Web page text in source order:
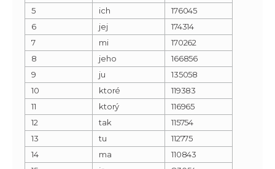
5
ich
176045
6
jej
174314
7
mi
170262
8
jeho
166856
9
ju
135058
10
ktoré
119383
11
ktorý
116965
12
tak
115754
13
tu
112775
14
ma
110843